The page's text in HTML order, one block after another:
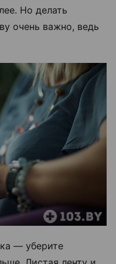
Но делать
очень важно, ведь
— уберите